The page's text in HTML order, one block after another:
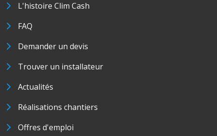
L'histoire Clim Cash
FAQ
Demander un devis
Trouver un installateur
Actualités
Réalisations chantiers
Offres d'emploi